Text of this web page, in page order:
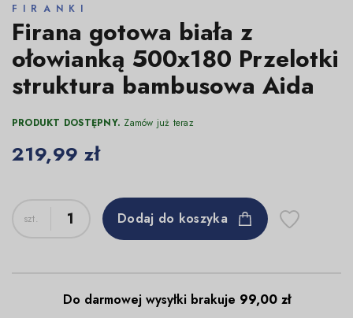
FIRANKI
Firana gotowa biała z
ołowianką 500x180 Przelotki
struktura bambusowa Aida
PRODUKT DOSTĘPNY. Zamów już teraz
219,99 zł
Dodaj do koszyka
Do darmowej wysyłki brakuje 99,00 zł